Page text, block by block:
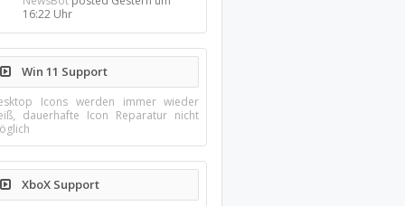
16:22 Uhr
Win 11 Support
Icons werden immer wieder
dauerhafte Icon Reparatur nicht
XboX Support